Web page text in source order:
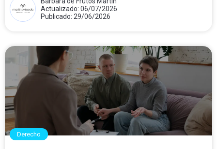
Actualizado: 06/07/2026
Publicado: 29/06/2026
Derecho